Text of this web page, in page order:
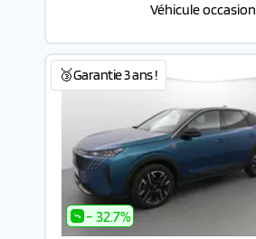
Véhicule occasion
🥉Garantie 3 ans !
- 32.7%